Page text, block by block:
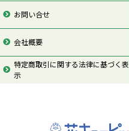
お問い合せ
会社概要
特定商取引に関する法律に基づく表
示